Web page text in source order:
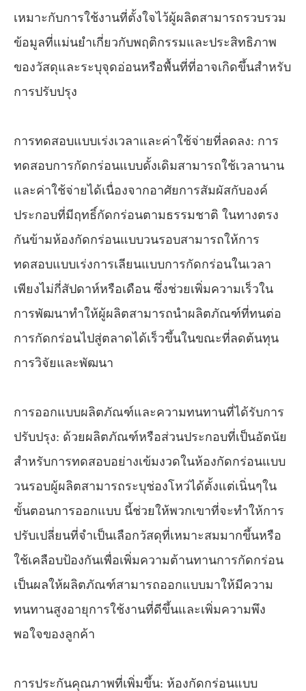
เหมาะกับการใช้งานที่ตั้งใจไว้ผู้ผลิตสามารถรวบรวม
ข้อมูลที่แม่นยำเกี่ยวกับพฤติกรรมและประสิทธิภาพ
ของวัสดุและระบุจุดอ่อนหรือพื้นที่ที่อาจเกิดขึ้นสำหรับ
การปรับปรุง
การทดสอบแบบเร่งเวลาและค่าใช้จ่ายที่ลดลง: การ
ทดสอบการกัดกร่อนแบบดั้งเดิมสามารถใช้เวลานาน
และค่าใช้จ่ายได้เนื่องจากอาศัยการสัมผัสกับองค์
ประกอบที่มีฤทธิ์กัดกร่อนตามธรรมชาติ ในทางตรง
กันข้ามห้องกัดกร่อนแบบวนรอบสามารถให้การ
ทดสอบแบบเร่งการเลียนแบบการกัดกร่อนในเวลา
เพียงไม่กี่สัปดาห์หรือเดือน ซึ่งช่วยเพิ่มความเร็วใน
การพัฒนาทำให้ผู้ผลิตสามารถนำผลิตภัณฑ์ที่ทนต่อ
การกัดกร่อนไปสู่ตลาดได้เร็วขึ้นในขณะที่ลดต้นทุน
การวิจัยและพัฒนา
การออกแบบผลิตภัณฑ์และความทนทานที่ได้รับการ
ปรับปรุง: ด้วยผลิตภัณฑ์หรือส่วนประกอบที่เป็นอัตนัย
สำหรับการทดสอบอย่างเข้มงวดในห้องกัดกร่อนแบบ
วนรอบผู้ผลิตสามารถระบุช่องโหว่ได้ตั้งแต่เนิ่นๆใน
ขั้นตอนการออกแบบ นี้ช่วยให้พวกเขาที่จะทำให้การ
ปรับเปลี่ยนที่จำเป็นเลือกวัสดุที่เหมาะสมมากขึ้นหรือ
ใช้เคลือบป้องกันเพื่อเพิ่มความต้านทานการกัดกร่อน
เป็นผลให้ผลิตภัณฑ์สามารถออกแบบมาให้มีความ
ทนทานสูงอายุการใช้งานที่ดีขึ้นและเพิ่มความพึง
พอใจของลูกค้า
การประกันคุณภาพที่เพิ่มขึ้น: ห้องกัดกร่อนแบบ